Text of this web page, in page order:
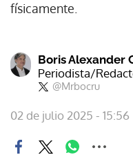
físicamente.
Boris Alexander
Periodista/
@Mrbocru
02 de julio 2025 - 15:56